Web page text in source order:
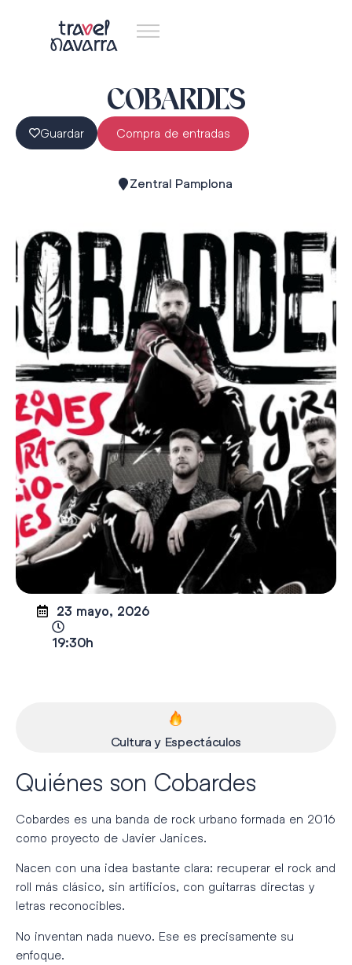
COBARDES
Guardar Compra de entradas
Zentral Pamplona
23 mayo, 2026
19:30h
Cultura y Espectáculos
Quiénes son Cobardes
Cobardes es una banda de rock urbano formada en 2016
como proyecto de Javier Janices.
Nacen con una idea bastante clara: recuperar el rock and
roll más clásico, sin artificios, con guitarras directas y
letras reconocibles.
No inventan nada nuevo. Ese es precisamente su
enfoque.